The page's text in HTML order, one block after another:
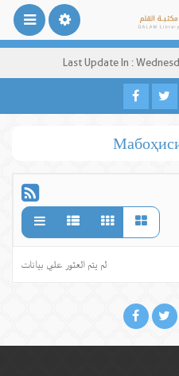
Last Update In :
لم يتم العثور علي بيانات